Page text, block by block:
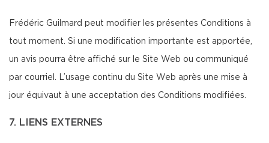
Frédéric Guilmard peut modifier les présentes Conditions à
tout moment. Si une modification importante est apportée,
un avis pourra être affiché sur le Site Web ou communiqué
par courriel. L’usage continu du Site Web après une mise à
jour équivaut à une acceptation des Conditions modifiées.
7. LIENS EXTERNES